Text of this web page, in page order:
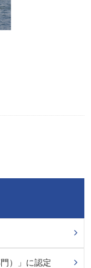
）」に認定